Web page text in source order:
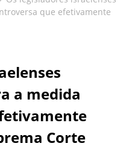
que efetivamente
a medida
Corte